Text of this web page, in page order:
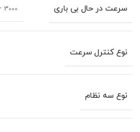
سرعت در حال بی باری 3000 – 0 / 1100 – 0 دور بر دقیقه
نوع کنترل سرعت
نوع سه نظام